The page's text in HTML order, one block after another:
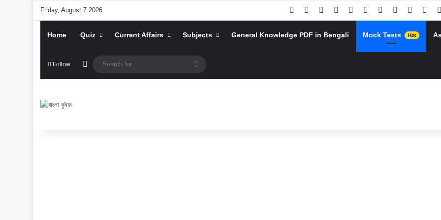
Friday, August 7 2026 Facebook PinterestYouTubeInstagramGoogle Play
TelegramWhatsApp
RSS
Home Quiz Current Affairs Subjects General Knowledge PDF in Bengali Mock Tests Hot
Follow Random Article Search
for